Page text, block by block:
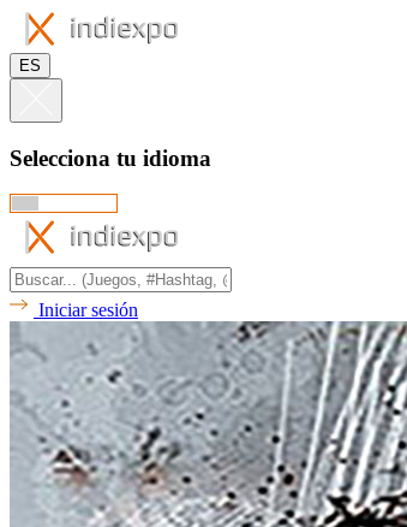
ES
Selecciona tu idioma
Iniciar sesión